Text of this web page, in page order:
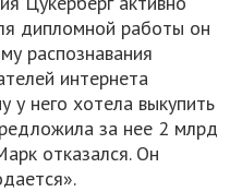
дипломной работы он
распознавания
интернета
у него хотела выкупить
за нее 2 млрд
отказался. Он